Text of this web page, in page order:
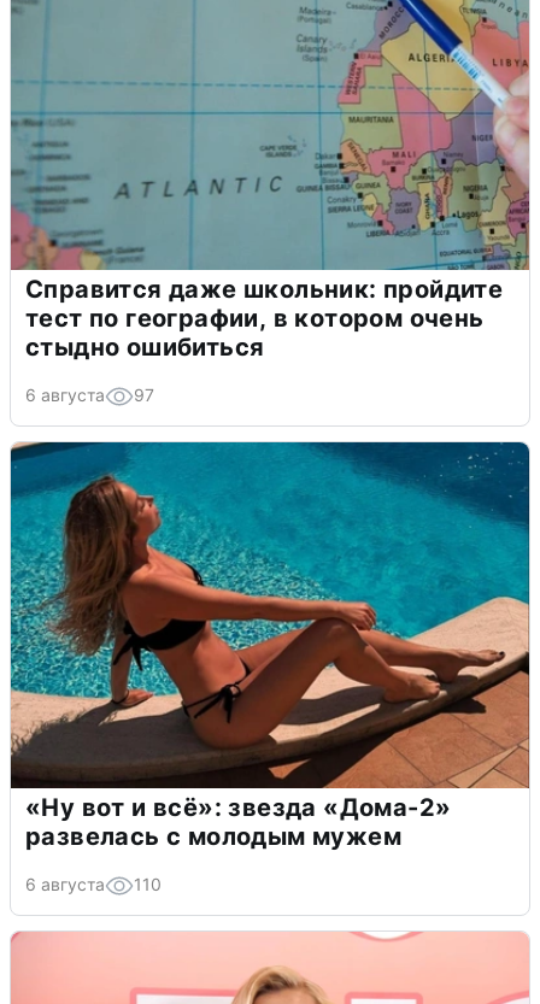
Справится даже школьник: пройдите
тест по географии, в котором очень
стыдно ошибиться
6 августа 97
«Ну вот и всё»: звезда «Дома-2»
развелась с молодым мужем
6 августа 110